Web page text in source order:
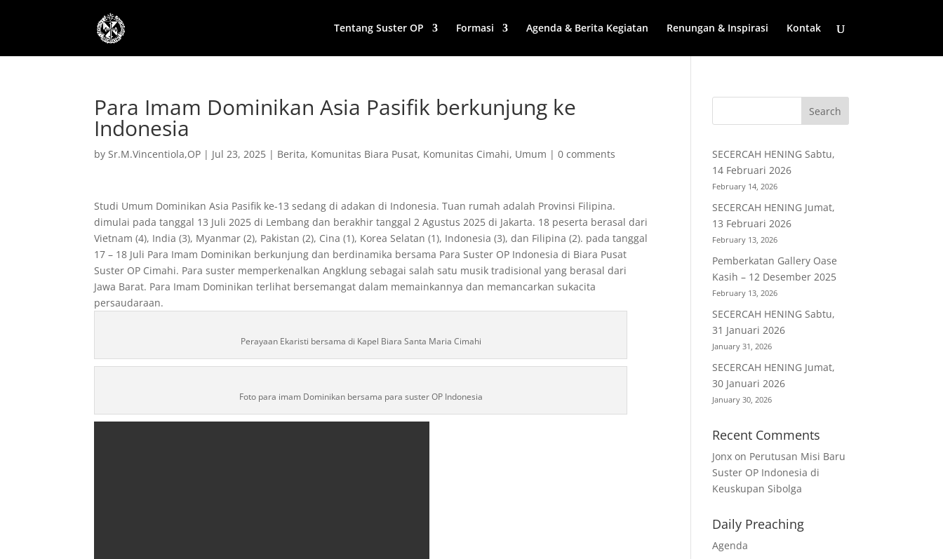
Tentang Suster OP Formasi Agenda & Berita Kegiatan Renungan & Inspirasi Kontak
Para Imam Dominikan Asia Pasifik berkunjung ke
Indonesia
bySr.M.Vincentiola,OP | Jul 23, 2025 | Berita, Komunitas Biara Pusat, Komunitas Cimahi, Umum |0 comments
Studi Umum Dominikan Asia Pasifik ke-13 sedang di adakan di Indonesia. Tuan rumah adalah Provinsi Filipina.
dimulai pada tanggal 13 Juli 2025 di Lembang dan berakhir tanggal 2 Agustus 2025 di Jakarta. 18 peserta berasal dari
Vietnam (4), India (3), Myanmar (2), Pakistan (2), Cina (1), Korea Selatan (1), Indonesia (3), dan Filipina (2). pada tanggal
17 – 18 Juli Para Imam Dominikan berkunjung dan berdinamika bersama Para Suster OP Indonesia di Biara Pusat
Suster OP Cimahi. Para suster memperkenalkan Angklung sebagai salah satu musik tradisional yang berasal dari
Jawa Barat. Para Imam Dominikan terlihat bersemangat dalam memainkannya dan memancarkan sukacita
persaudaraan.
Perayaan Ekaristi bersama di Kapel Biara Santa Maria Cimahi
Foto para imam Dominikan bersama para suster OP Indonesia
SECERCAH HENING Sabtu,
14 Februari 2026
February 14, 2026
SECERCAH HENING Jumat,
13 Februari 2026
February 13, 2026
Pemberkatan Gallery Oase
Kasih – 12 Desember 2025
February 13, 2026
SECERCAH HENING Sabtu,
31 Januari 2026
January 31, 2026
SECERCAH HENING Jumat,
30 Januari 2026
January 30, 2026
Recent Comments
Jonx on Perutusan Misi Baru
Suster OP Indonesia di
Keuskupan Sibolga
Daily Preaching
Agenda